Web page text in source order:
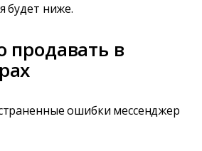
будет ниже.
продавать в
ошибки мессенджер